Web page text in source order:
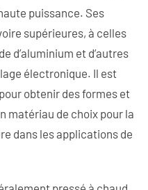
puissance. Ses
supérieures, à celles
d’aluminium et d’autres
électronique. Il est
obtenir des formes et
matériau de choix pour la
dans les applications de